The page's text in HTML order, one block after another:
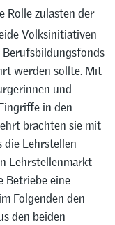
Rolle zulasten der
Volksinitiativen
werden sollte. Mit
und -
in den
brachten sie mit
die Lehrstellen
Lehrstellenmarkt
Betriebe eine
Folgenden den
den beiden